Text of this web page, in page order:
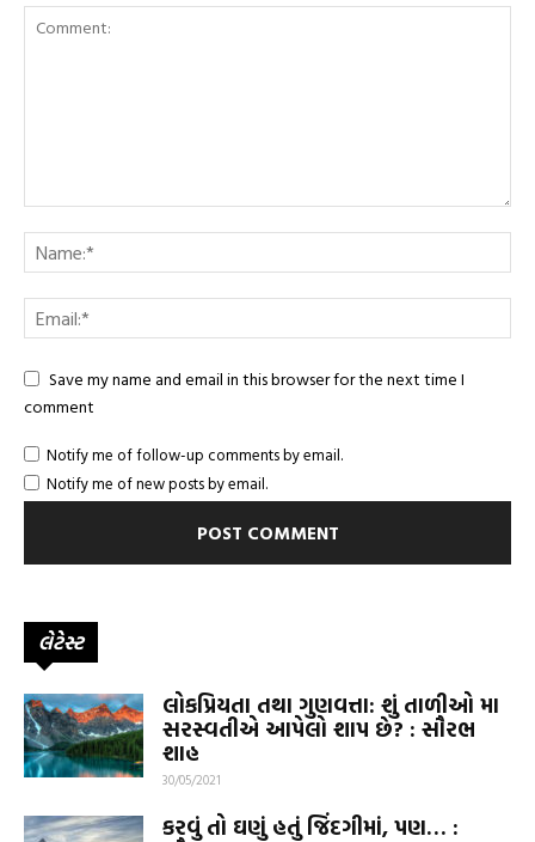
Save my name and email in this browser for the next time I
comment
Notify me of follow-up comments by email.
Notify me of new posts by email.
લેટેસ્ટ
લોકપ્રિયતા તથા ગુણવત્તા: શું તાળીઓ મા
સરસ્વતીએ આપેલો શાપ છે? : સૌરભ
શાહ
30/05/2021
કરવું તો ઘણું હતું જિંદગીમાં, પણ… :